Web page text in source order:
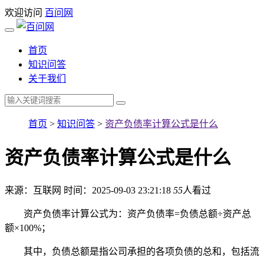
欢迎访问 百问网
首页
知识问答
关于我们
首页 > 知识问答 > 资产负债率计算公式是什么
资产负债率计算公式是什么
来源：互联网 时间：2025-09-03 23:21:18 55人看过
资产负债率计算公式为：资产负债率=负债总额÷资产总
额×100%；
其中，负债总额是指公司承担的各项负债的总和，包括流